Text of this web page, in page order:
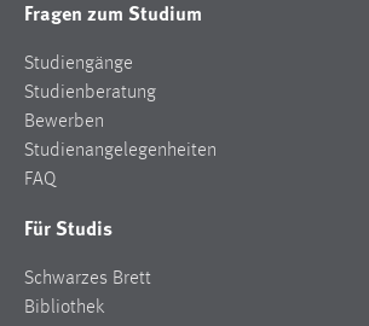
Fragen zum Studium
Studiengänge
Studienberatung
Bewerben
Studienangelegenheiten
FAQ
Für Studis
Schwarzes Brett
Bibliothek